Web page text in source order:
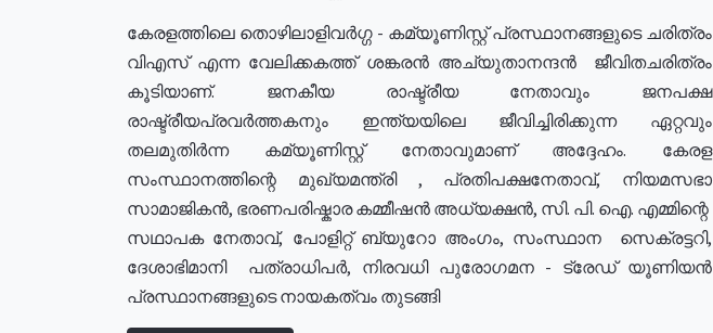
കേരളത്തിലെ തൊഴിലാളിവർഗ്ഗ - കമ്യൂണിസ്റ്റ് പ്രസ്ഥാനങ്ങളുടെ ചരിത്രം
വിഎസ് എന്ന വേലിക്കകത്ത് ശങ്കരൻ അച്യുതാനന്ദൻ ജീവിതചരിത്രം
കൂടിയാണ്. ജനകീയ രാഷ്ട്രീയ നേതാവും ജനപക്ഷ
രാഷ്ട്രീയപ്രവർത്തകനും ഇന്ത്യയിലെ ജീവിച്ചിരിക്കുന്ന ഏറ്റവും
തലമുതിർന്ന കമ്യൂണിസ്റ്റ് നേതാവുമാണ് അദ്ദേഹം. കേരള
സംസ്ഥാനത്തിന്റെ മുഖ്യമന്ത്രി , പ്രതിപക്ഷനേതാവ്, നിയമസഭാ
സാമാജികൻ, ഭരണപരിഷ്കാര കമ്മീഷൻ അധ്യക്ഷൻ, സി. പി. ഐ. എമ്മിന്റെ
സഥാപക നേതാവ്, പോളിറ്റ് ബ്യുറോ അംഗം, സംസ്ഥാന സെക്രട്ടറി,
ദേശാഭിമാനി പത്രാധിപർ, നിരവധി പുരോഗമന - ട്രേഡ് യൂണിയൻ
പ്രസ്ഥാനങ്ങളുടെ നായകത്വം തുടങ്ങി